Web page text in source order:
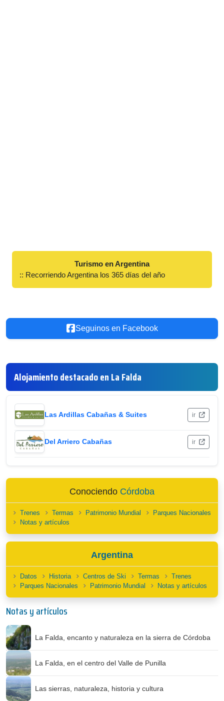
Turismo en Argentina
:: Recorriendo Argentina los 365 días del año
Seguinos en Facebook
Alojamiento destacado en La Falda
Las Ardillas Cabañas & Suites ir
Del Arriero Cabañas ir
Conociendo Córdoba
Trenes Termas Patrimonio Mundial
Parques Nacionales
Notas y artículos
Argentina
Datos Historia Centros de Ski Termas
Trenes
Parques Nacionales
Patrimonio Mundial Notas y artículos
Notas y artículos
La Falda, encanto y naturaleza en la sierra de Córdoba
La Falda, en el centro del Valle de Punilla
Las sierras, naturaleza, historia y cultura